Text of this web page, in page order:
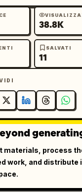
38.8K
SALVATI
11
materials, process
work, and distribute